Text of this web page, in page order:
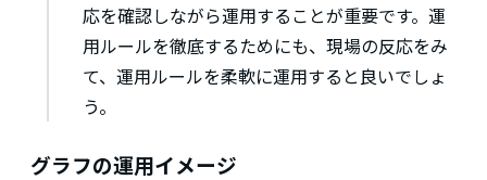
応を確認しながら運用することが重要です。運
用ルールを徹底するためにも、現場の反応をみ
て、運用ルールを柔軟に運用すると良いでしょ
う。
グラフの運用イメージ